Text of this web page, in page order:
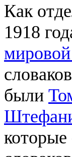
Как
1918
были
которые